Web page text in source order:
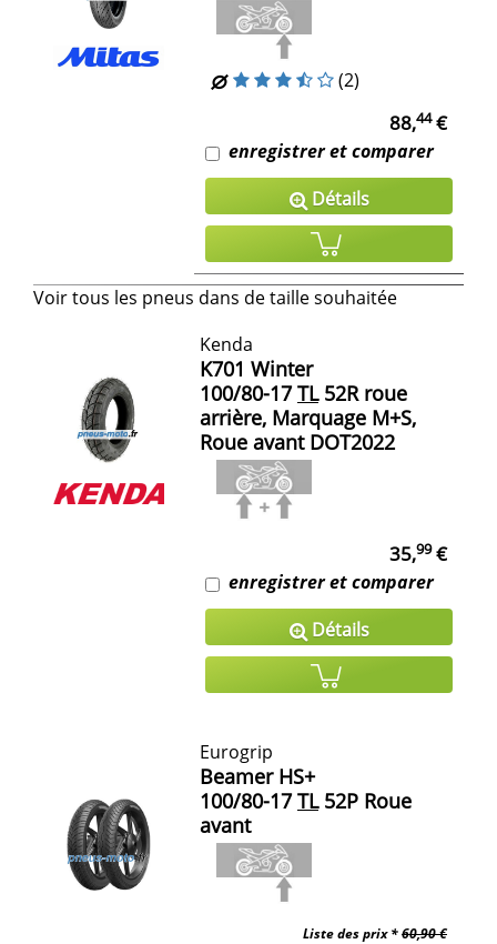
(2)
88,44€
enregistrer et comparer
Détails
Voir tous les pneus dans de taille souhaitée
Kenda
K701 Winter
100/80-17 TL52R roue
arrière, Marquage M+S,
Roue avant DOT2022
35,99€
enregistrer et comparer
Détails
Eurogrip
Beamer HS+
100/80-17 TL52P Roue
avant
Liste des prix *60,90 €